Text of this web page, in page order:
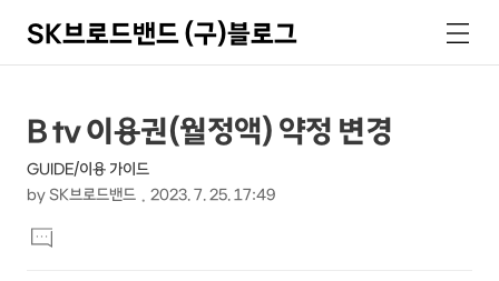
SK브로드밴드 (구)블로그
색
메
뉴
상
세
컨
텐
본
문
제
목
B tv 이용권(월정액) 약정 변경
GUIDE/이용 가이드
by SK브로드밴드 2023. 7. 25. 17:49
문
댓
글